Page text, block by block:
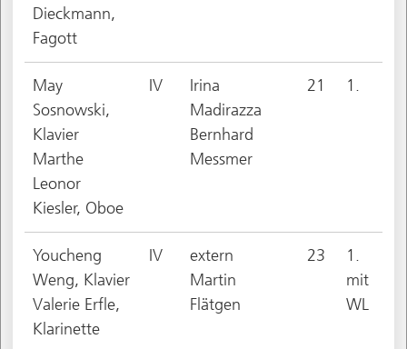
Dieckmann,
Fagott
May
Sosnowski,
Klavier
Marthe
Leonor
Kiesler, Oboe
IV
Irina
Madirazza
Bernhard
Messmer
21 1.
Youcheng
Weng, Klavier
Valerie Erfle,
Klarinette
IV
extern
Martin
Flätgen
23
1.
mit
WL